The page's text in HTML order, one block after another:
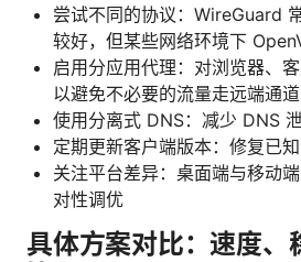
尝试不同的协议：WireGuard
较好，但某些网络环境下
启用分应用代理：对浏览器、客
以避免不必要的流量走远端通道
使用分离式 DNS：减少 DNS
定期更新客户端版本：修复已
关注平台差异：桌面端与移动
对性调优
具体方案对比：速度、